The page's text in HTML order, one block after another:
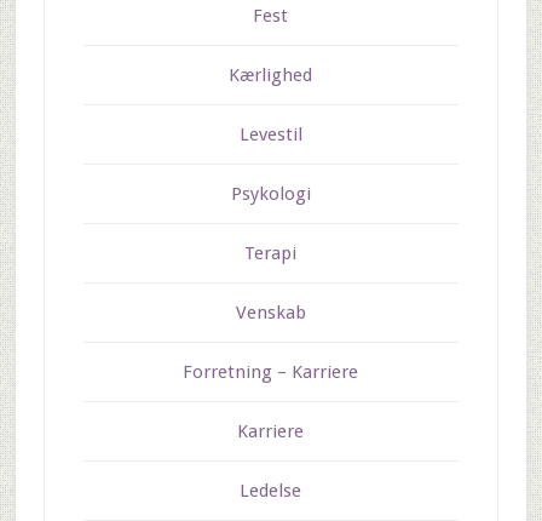
Fest
Kærlighed
Levestil
Psykologi
Terapi
Venskab
Forretning – Karriere
Karriere
Ledelse